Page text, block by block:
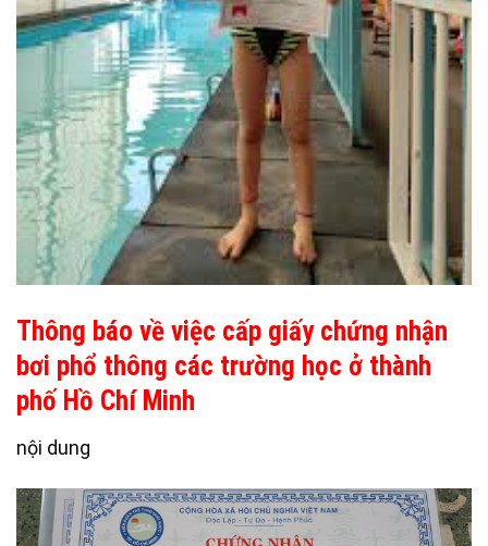
Thông báo về việc cấp giấy chứng nhận
bơi phổ thông các trường học ở thành
phố Hồ Chí Minh
nội dung